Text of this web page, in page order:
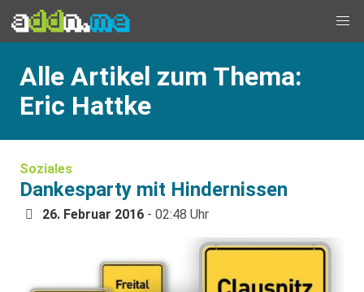
Alle Artikel zum Thema:
Eric Hattke
Soziales
Dankesparty mit Hindernissen
26. Februar 2016 - 02:48 Uhr